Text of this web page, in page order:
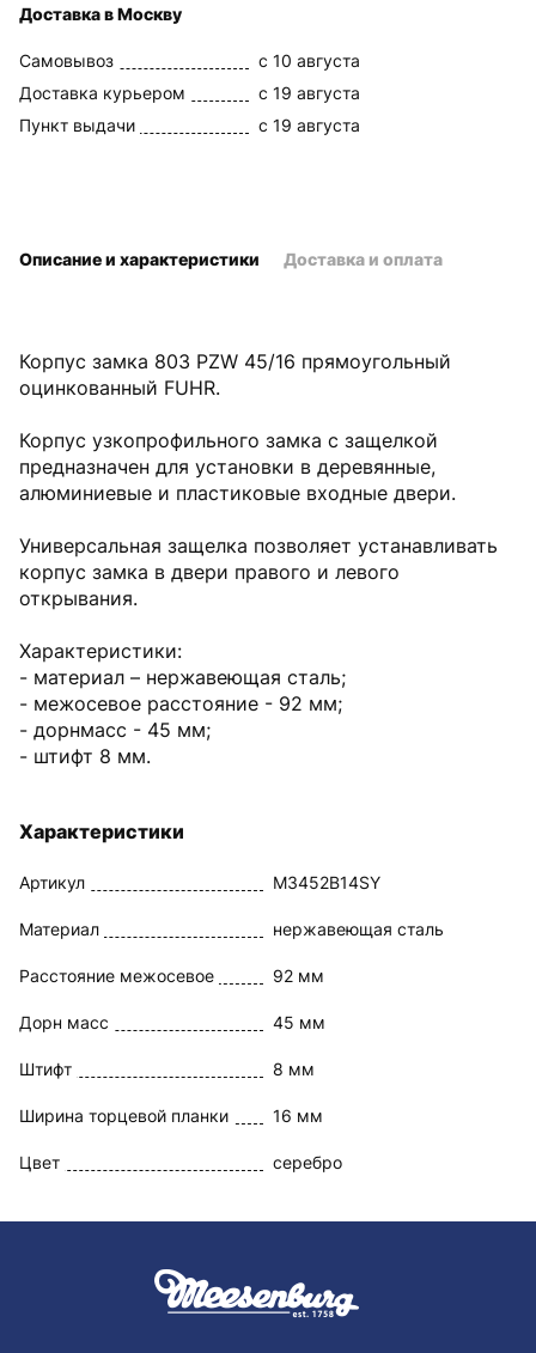
Доставка в Москву
Самовывоз
c 10 августа
Доставка курьером
c 19 августа
Пункт выдачи
c 19 августа
Корпус замка 803 PZW 45/16 прямоугольный
оцинкованный FUHR.
Корпус узкопрофильного замка с защелкой
предназначен для установки в деревянные,
алюминиевые и пластиковые входные двери.
Универсальная защелка позволяет устанавливать
корпус замка в двери правого и левого
открывания.
Характеристики:
- материал – нержавеющая сталь;
- межосевое расстояние - 92 мм;
- дорнмасс - 45 мм;
- штифт 8 мм.
Характеристики
Артикул M3452B14SY
Материал нержавеющая сталь
Расстояние межосевое 92 мм
Дорн масс 45 мм
Штифт 8 мм
Ширина торцевой планки 16 мм
Цвет серебро
Описание и характеристики Доставка и оплата